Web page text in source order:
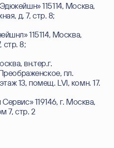
115114, Москва,
д. 7, стр. 8;
115114, Москва,
стр. 8;
вн.тер.г.
пл.
13, помещ. LVI, комн. 17.
119146, г. Москва,
7, стр. 2